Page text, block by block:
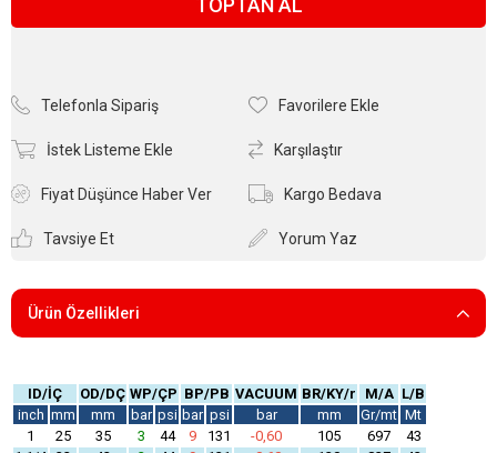
TOPTAN AL
Telefonla Sipariş Favorilere Ekle
İstek Listeme Ekle Karşılaştır
Fiyat Düşünce Haber Ver Kargo Bedava
Tavsiye Et Yorum Yaz
Ürün Özellikleri
ID/İÇ OD/DÇ WP/ÇP BP/PB VACUUM BR/KY/r M/A L/B
inch mm mm bar psi bar psi bar mm Gr/mt Mt
1
25 35 3 44 9 131 -0,60 105 697
43